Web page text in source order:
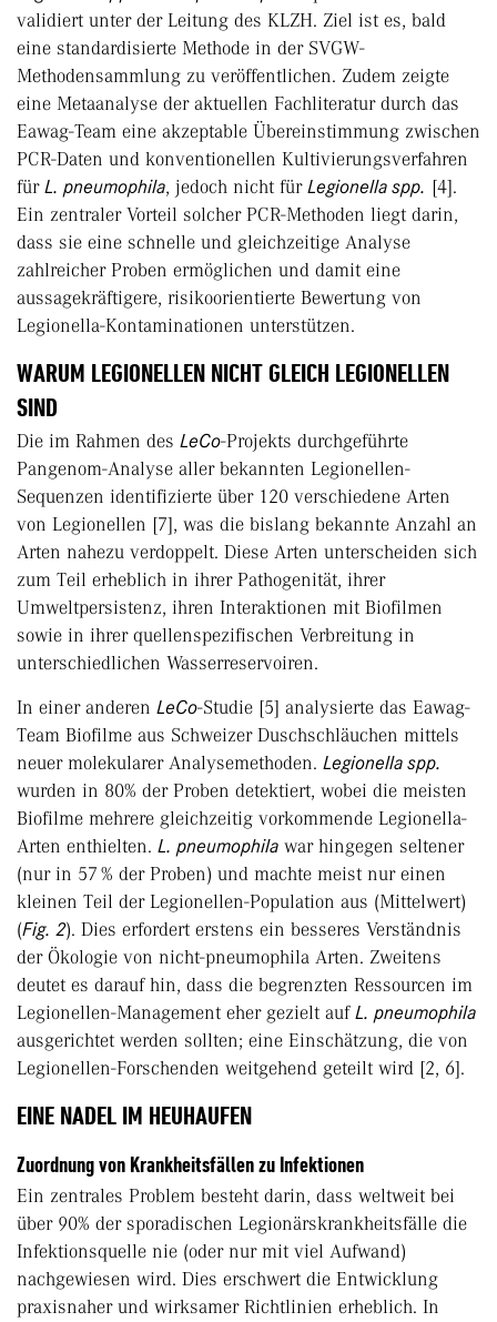
validiert unter der Leitung des KLZH. Ziel ist es, bald
eine standardisierte Methode in der SVGW-
Methodensammlung zu veröffentlichen. Zudem zeigte
eine Metaanalyse der aktuellen Fachliteratur durch das
Eawag-Team eine akzeptable Übereinstimmung zwischen
PCR-Daten und konventionellen Kultivierungsverfahren
für L. pneumophila, jedoch nicht für Legionella spp. [4].
Ein zentraler Vorteil solcher PCR-Methoden liegt darin,
dass sie eine schnelle und gleichzeitige Analyse
zahlreicher Proben ermöglichen und damit eine
aussagekräftigere, risikoorientierte Bewertung von
Legionella-Kontaminationen unterstützen.
WARUM LEGIONELLEN NICHT GLEICH LEGIONELLEN
SIND
Die im Rahmen des LeCo-Projekts durchgeführte
Pangenom-Analyse aller bekannten Legionellen-
Sequenzen identifizierte über 120 verschiedene Arten
von Legionellen [7], was die bislang bekannte Anzahl an
Arten nahezu verdoppelt. Diese Arten unterscheiden sich
zum Teil erheblich in ihrer Pathogenität, ihrer
Umweltpersistenz, ihren Interaktionen mit Biofilmen
sowie in ihrer quellenspezifischen Verbreitung in
unterschiedlichen Wasserreservoiren.
In einer anderen LeCo-Studie [5] analysierte das Eawag-
Team Biofilme aus Schweizer Duschschläuchen mittels
neuer molekularer Analysemethoden. Legionella spp.
wurden in 80% der Proben detektiert, wobei die meisten
Biofilme mehrere gleichzeitig vorkommende Legionella-
Arten enthielten. L. pneumophila war hingegen seltener
(nur in 57 % der Proben) und machte meist nur einen
kleinen Teil der Legionellen-Population aus (Mittelwert)
(Fig. 2). Dies erfordert erstens ein besseres Verständnis
der Ökologie von nicht-pneumophila Arten. Zweitens
deutet es darauf hin, dass die begrenzten Ressourcen im
Legionellen-Management eher gezielt auf L. pneumophila
ausgerichtet werden sollten; eine Einschätzung, die von
Legionellen-Forschenden weitgehend geteilt wird [2, 6].
EINE NADEL IM HEUHAUFEN
Zuordnung von Krankheitsfällen zu Infektionen
Ein zentrales Problem besteht darin, dass weltweit bei
über 90% der sporadischen Legionärskrankheitsfälle die
Infektionsquelle nie (oder nur mit viel Aufwand)
nachgewiesen wird. Dies erschwert die Entwicklung
praxisnaher und wirksamer Richtlinien erheblich. In